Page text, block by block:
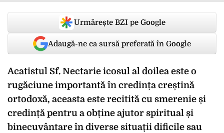
Urmărește BZI pe Google
Adaugă-ne ca sursă preferată în Google
Acatistul Sf. Nectarie icosul al doilea este o
rugăciune importantă în credința creștină
ortodoxă, aceasta este recitită cu smerenie și
credință pentru a obține ajutor spiritual și
binecuvântare în diverse situații dificile sau